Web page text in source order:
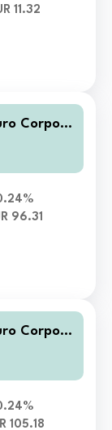
11.32
Corpora
96.31
Corpora
105.18